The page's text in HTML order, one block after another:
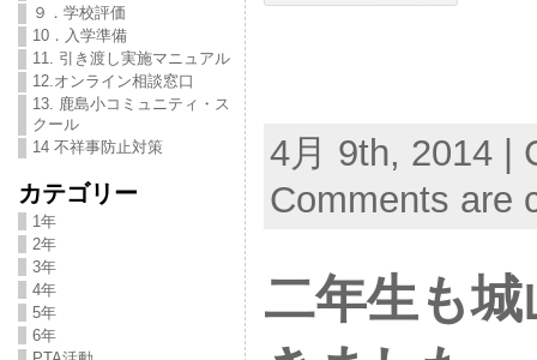
９．学校評価
10．入学準備
11. 引き渡し実施マニュアル
12.オンライン相談窓口
13. 鹿島小コミュニティ・ス
クール
14 不祥事防止対策
カテゴリー
1年
2年
3年
4年
5年
6年
4月 9th, 2014 |
Comments are
二年生も